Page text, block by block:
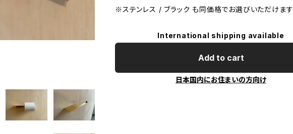
※ステンレス / ブラック も同価格でお選びいただけます
International shipping available
Add to cart
日本国内にお住まいの方向け